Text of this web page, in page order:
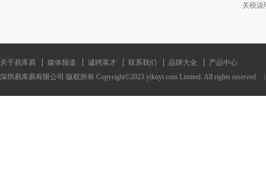
关税说
关于易库易 媒体报道 诚聘英才 联系我们 品牌大全
产品中心
深圳易库易有限公司 版权所有 Copyright©2023 yikuyi.com Limited. All rights reserved